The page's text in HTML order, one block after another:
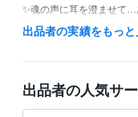
✨️魂の声に耳を澄ませて
✴【待機中】の表示時には
｡･::･ﾟ★,｡･::･ﾟ☆
出品者の実績をもっと
出品者の人気サ